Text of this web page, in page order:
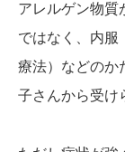
アレルゲン物質
ではなく、内服
療法）などのか
子さんから受け